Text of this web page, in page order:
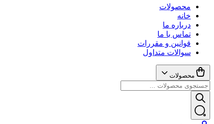
محصولات
خانه
درباره ما
تماس با ما
قوانین و مقررات
سوالات متداول
محصولات